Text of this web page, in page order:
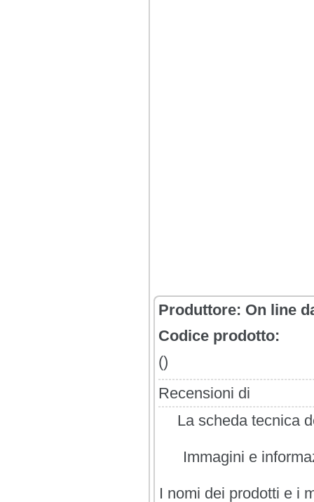
Produttore: On line
Codice prodotto:
()
Recensioni di
La scheda tecnica
Immagini e
I nomi dei prodotti e i